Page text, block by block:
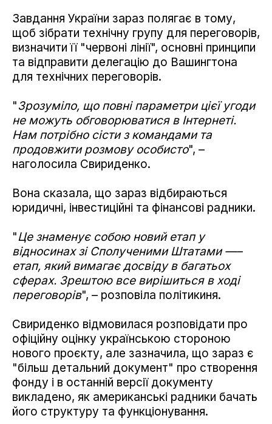
Завдання України зараз полягає в тому,
щоб зібрати технічну групу для переговорів,
визначити її "червоні лінії", основні принципи
та відправити делегацію до Вашингтона
для технічних переговорів.
"Зрозуміло, що повні параметри цієї угоди
не можуть обговорюватися в Інтернеті.
Нам потрібно сісти з командами та
продовжити розмову особисто", –
наголосила Свириденко.
Вона сказала, що зараз відбираються
юридичні, інвестиційні та фінансові радники.
"Це знаменує собою новий етап у
відносинах зі Сполученими Штатами —–
етап, який вимагає досвіду в багатьох
сферах. Зрештою все вирішиться в ході
переговорів", – розповіла політикиня.
Свириденко відмовилася розповідати про
офіційну оцінку українською стороною
нового проєкту, але зазначила, що зараз є
"більш детальний документ" про створення
фонду і в останній версії документу
викладено, як американські радники бачать
його структуру та функціонування.